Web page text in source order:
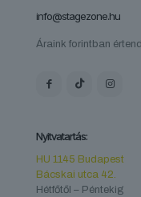
info@stagezone.hu
Áraink forintban
Nyitvatartás:
HU 1145 Budapest
Bácskai utca 42.
Hétfőtől – Péntekig